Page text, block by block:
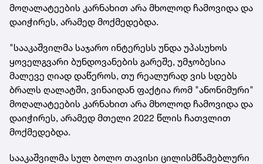
მოღალატეების კარნახით არა მხოლოდ ჩამოვიდა და
დაიჭირეს, არამედ მოქმედებდა.
"სააკაშვილმა საჯარო ინტერესს უნდა უპასუხოს
ყოველგვარი ბუნდოვანების გარეშე, უმჯობესია
მალევე ღიად დაწეროს, თუ რეალურად ვის სდებს
ბრალს ღალატში, ვინაიდან ფაქტია რომ "ანონიმური"
მოღალატეების კარნახით არა მხოლოდ ჩამოვიდა და
დაიჭირეს, არამედ მთელი 2022 წლის ჩათვლით
მოქმედებდა.
სააკაშვილმა სულ ბოლო თავისი ცილისმწამებლური